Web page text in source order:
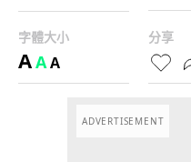
字體大小
AAA
分享
ADVERTISEMENT